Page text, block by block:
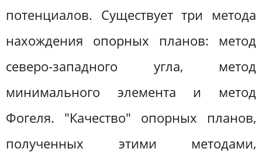
потенциалов. Существует три метода
нахождения опорных планов: метод
северо-западного угла, метод
минимального элемента и метод
Фогеля. "Качество" опорных планов,
полученных этими методами,